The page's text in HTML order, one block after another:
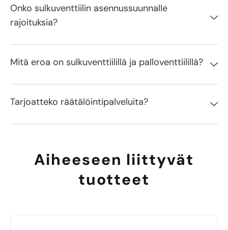
Onko sulkuventtiilin asennussuunnalle
rajoituksia?
Mitä eroa on sulkuventtiilillä ja palloventtiilillä?
Tarjoatteko räätälöintipalveluita?
Aiheeseen liittyvät
tuotteet